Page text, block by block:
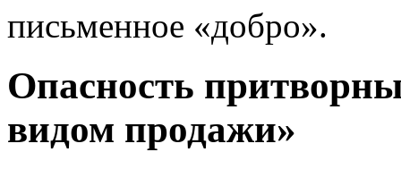
письменное «добро».
Опасность
видом продажи»